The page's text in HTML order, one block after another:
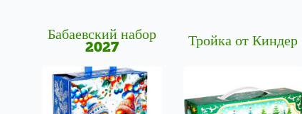
Бабаевский набор
2027
Тройка от Киндер